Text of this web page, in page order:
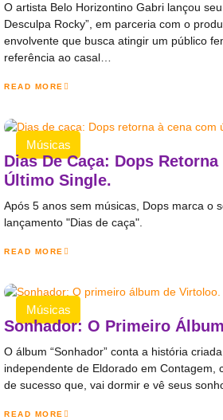
O artista Belo Horizontino Gabri lançou
Desculpa Rocky”, em parceria com o
envolvente que busca atingir um público
referência ao casal…
READ MORE
Músicas
Dias De Caça: Dops Retorna
Último Single.
Após 5 anos sem músicas, Dops marca o
lançamento "Dias de caça".
READ MORE
Músicas
Sonhador: O Primeiro
O álbum “Sonhador” conta a história
independente de Eldorado em Contagem,
de sucesso que, vai dormir e vê seus
READ MORE